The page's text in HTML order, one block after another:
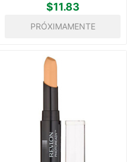
$11.83
PRÓXIMAMENTE